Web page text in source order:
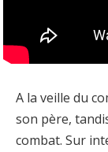
A la veille du
son père,
combat. Sur